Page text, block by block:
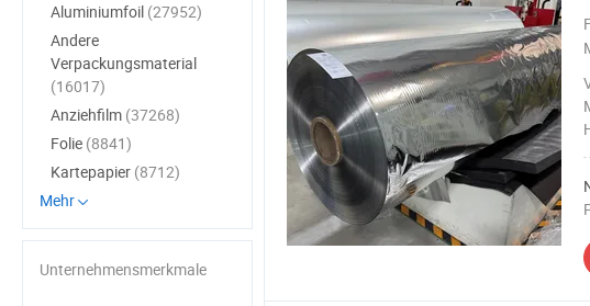
Aluminiumfoil (27952)
Andere
Verpackungsmaterial
(16017)
Anziehfilm (37268)
Folie (8841)
Kartepapier (8712)
Mehr
Unternehmensmerkmale